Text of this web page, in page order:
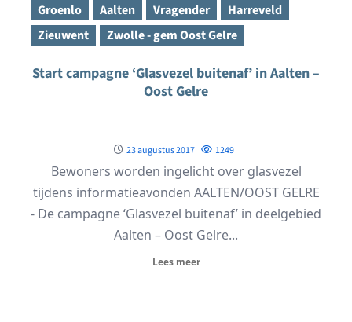
Groenlo
Aalten Vragender
Harreveld
Zieuwent
Zwolle - gem Oost Gelre
Start campagne ‘Glasvezel buitenaf’ in Aalten –
Oost Gelre
23 augustus 2017 1249
Bewoners worden ingelicht over glasvezel
tijdens informatieavonden AALTEN/OOST GELRE
- De campagne ‘Glasvezel buitenaf’ in deelgebied
Aalten – Oost Gelre...
Lees meer